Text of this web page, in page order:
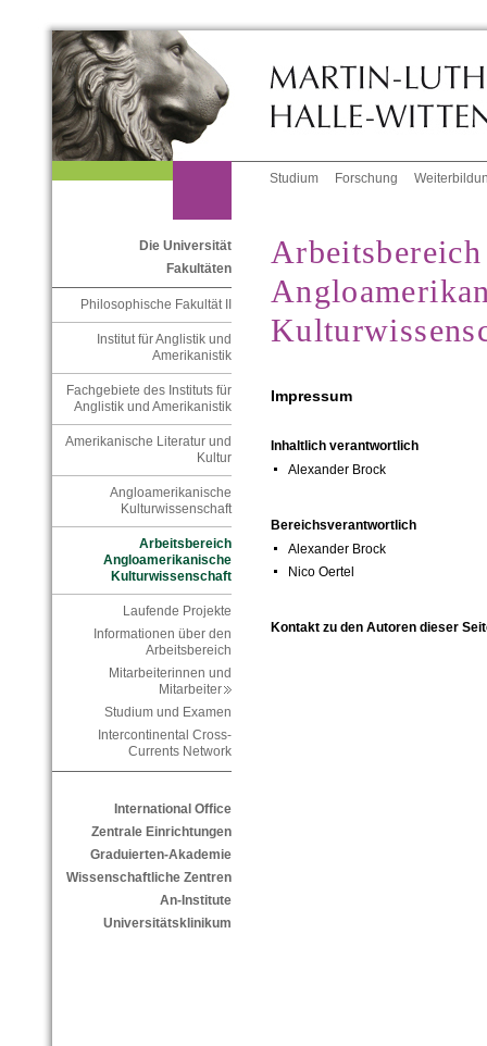
Studium Forschung
Die Universität
Fakultäten
Philosophische Fakultät II
Institut für Anglistik und
Amerikanistik
Fachgebiete des Instituts für
Anglistik und Amerikanistik
Amerikanische Literatur und
Kultur
Angloamerikanische
Kulturwissenschaft
Arbeitsbereich
Angloamerikanische
Kulturwissenschaft
Laufende Projekte
Informationen über den
Arbeitsbereich
Mitarbeiterinnen und
Mitarbeiter
Studium und Examen
Intercontinental Cross-
Currents Network
International Office
Zentrale Einrichtungen
Graduierten-Akademie
Wissenschaftliche Zentren
An-Institute
Universitätsklinikum
Arbeitsbereich
Impressum
Inhaltlich verantwortlich
Alexander Brock
Bereichsverantwortlich
Alexander Brock
Nico Oertel
Kontakt zu den Autoren dieser